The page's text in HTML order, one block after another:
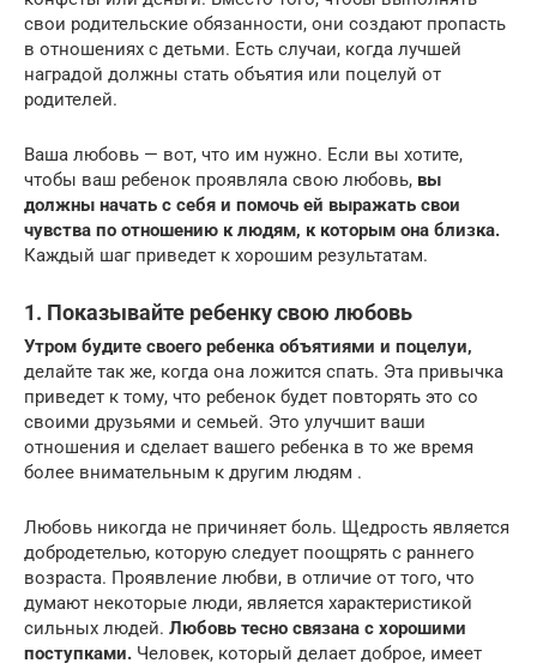
свои родительские обязанности, они создают пропасть
в отношениях с детьми. Есть случаи, когда лучшей
наградой должны стать объятия или поцелуй от
родителей.
Ваша любовь — вот, что им нужно. Если вы хотите,
чтобы ваш ребенок проявляла свою любовь, вы
должны начать с себя и помочь ей выражать свои
чувства по отношению к людям, к которым она близка.
Каждый шаг приведет к хорошим результатам.
1. Показывайте ребенку свою любовь
Утром будите своего ребенка объятиями и поцелуи,
делайте так же, когда она ложится спать. Эта привычка
приведет к тому, что ребенок будет повторять это со
своими друзьями и семьей. Это улучшит ваши
отношения и сделает вашего ребенка в то же время
более внимательным к другим людям .
Любовь никогда не причиняет боль. Щедрость является
добродетелью, которую следует поощрять с раннего
возраста. Проявление любви, в отличие от того, что
думают некоторые люди, является характеристикой
сильных людей. Любовь тесно связана с хорошими
поступками. Человек, который делает доброе, имеет